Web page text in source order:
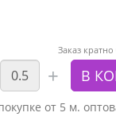
Заказ
от 5 м.